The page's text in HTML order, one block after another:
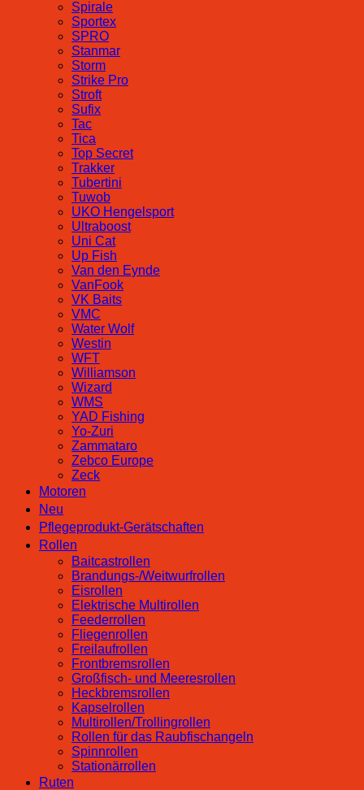
Spirale
Sportex
SPRO
Stanmar
Storm
Strike Pro
Stroft
Sufix
Tac
Tica
Top Secret
Trakker
Tubertini
Tuwob
UKO Hengelsport
Ultraboost
Uni Cat
Up Fish
Van den Eynde
VanFook
VK Baits
VMC
Water Wolf
Westin
WFT
Williamson
Wizard
WMS
YAD Fishing
Yo-Zuri
Zammataro
Zebco Europe
Zeck
Motoren
Neu
Pflegeprodukt-Gerätschaften
Rollen
Baitcastrollen
Brandungs-/Weitwurfrollen
Eisrollen
Elektrische Multirollen
Feederrollen
Fliegenrollen
Freilaufrollen
Frontbremsrollen
Großfisch- und Meeresrollen
Heckbremsrollen
Kapselrollen
Multirollen/Trollingrollen
Rollen für das Raubfischangeln
Spinnrollen
Stationärrollen
Ruten